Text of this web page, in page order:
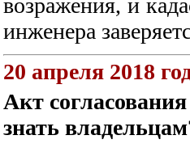
возражения, и
инженера
20 апреля 2018
Акт
знать